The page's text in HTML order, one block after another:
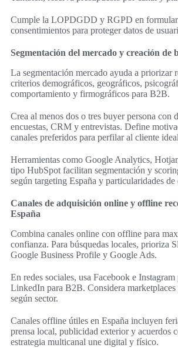
Cumple la LOPDGDD y RGPD en
consentimientos para proteger datos de
Segmentación del mercado y creación de
La segmentación mercado ayuda a priorizar
criterios demográficos, geográficos,
comportamiento y firmográficos para B2B.
Crea al menos dos o tres buyer persona con
encuestas, CRM y entrevistas. Define
canales preferidos para perfilar al cliente
Herramientas como Google Analytics,
tipo HubSpot facilitan segmentación y
según targeting España y particularidades de
Canales de adquisición online y offline
España
Combina canales online con offline para
confianza. Para búsquedas locales, prioriza
Google Business Profile y Google Ads.
En redes sociales, usa Facebook e
LinkedIn para B2B. Considera marketplaces
según sector.
Canales offline útiles en España incluyen
prensa local, publicidad exterior y acuerdos
estrategia multicanal une digital y físico.